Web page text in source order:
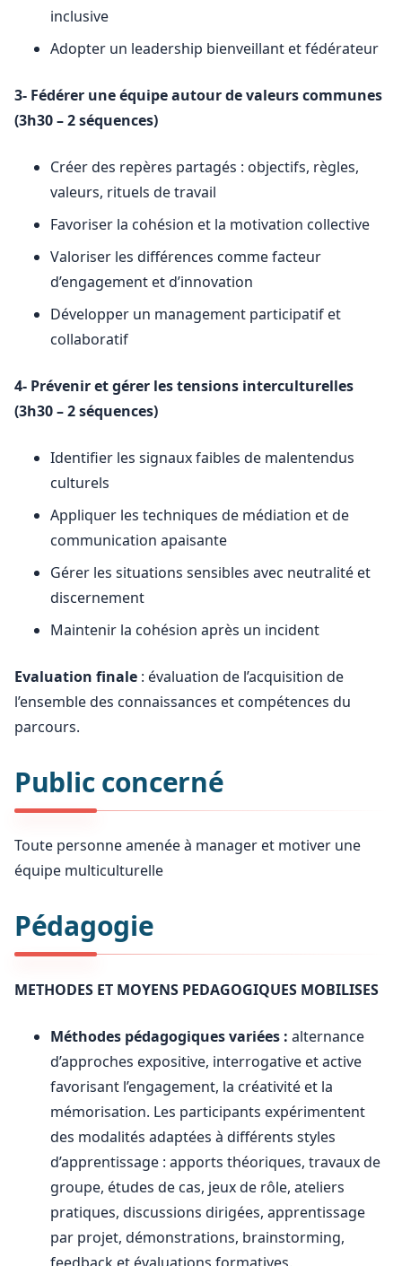
inclusive
Adopter un leadership bienveillant et fédérateur
3- Fédérer une équipe autour de valeurs communes
(3h30 – 2 séquences)
Créer des repères partagés : objectifs, règles,
valeurs, rituels de travail
Favoriser la cohésion et la motivation collective
Valoriser les différences comme facteur
d’engagement et d’innovation
Développer un management participatif et
collaboratif
4- Prévenir et gérer les tensions interculturelles
(3h30 – 2 séquences)
Identifier les signaux faibles de malentendus
culturels
Appliquer les techniques de médiation et de
communication apaisante
Gérer les situations sensibles avec neutralité et
discernement
Maintenir la cohésion après un incident
Evaluation finale : évaluation de l’acquisition de
l’ensemble des connaissances et compétences du
parcours.
Public concerné
Toute personne amenée à manager et motiver une
équipe multiculturelle
Pédagogie
METHODES ET MOYENS PEDAGOGIQUES MOBILISES
Méthodes pédagogiques variées : alternance
d’approches expositive, interrogative et active
favorisant l’engagement, la créativité et la
mémorisation. Les participants expérimentent
des modalités adaptées à différents styles
d’apprentissage : apports théoriques, travaux de
groupe, études de cas, jeux de rôle, ateliers
pratiques, discussions dirigées, apprentissage
par projet, démonstrations, brainstorming,